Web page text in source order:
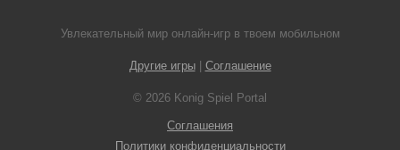
Увлекательный мир онлайн-игр в твоем мобильном
Другие игры| Соглашение
© 2026 Konig Spiel Portal
Соглашения
Политики конфиденциальности